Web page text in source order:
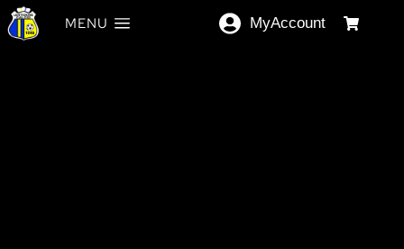
MENU MyAccount